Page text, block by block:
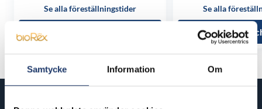
Samtycke Information Om
Se alla föreställningstider Se alla
Läs mer
Kommande filmer